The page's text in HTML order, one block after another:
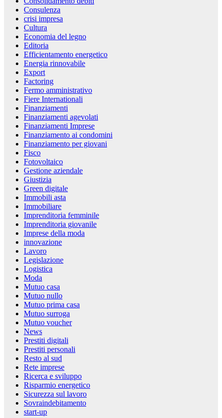
Consulenza
crisi impresa
Cultura
Economia del legno
Editoria
Efficientamento energetico
Energia rinnovabile
Export
Factoring
Fermo amministrativo
Fiere Internationali
Finanziamenti
Finanziamenti agevolati
Finanziamenti Imprese
Finanziamento ai condomini
Finanziamento per giovani
Fisco
Fotovoltaico
Gestione aziendale
Giustizia
Green digitale
Immobili asta
Immobiliare
Imprenditoria femminile
Imprenditoria giovanile
Imprese della moda
innovazione
Lavoro
Legislazione
Logistica
Moda
Mutuo casa
Mutuo nullo
Mutuo prima casa
Mutuo surroga
Mutuo voucher
News
Prestiti digitali
Prestiti personali
Resto al sud
Rete imprese
Ricerca e sviluppo
Risparmio energetico
Sicurezza sul lavoro
Sovraindebitamento
start-up